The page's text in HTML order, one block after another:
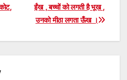
ईंख , बच्चों को लगती है भूख ,
उनको मीठा लगता ऊँख ।